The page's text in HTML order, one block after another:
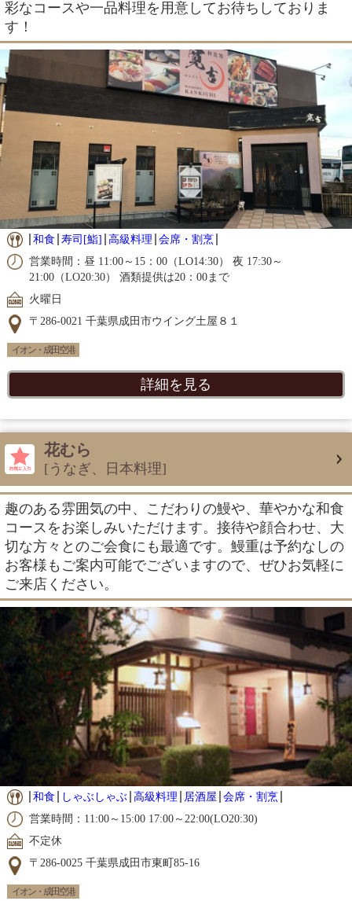
彩なコースや一品料理を用意してお待ちしておりま
す！
和食 寿司[鮨] 高級料理 会席・割烹
営業時間：昼 11:00～15：00（LO14:30） 夜 17:30～
21:00（LO20:30） 酒類提供は20：00まで
火曜日
〒286-0021 千葉県成田市ウイング土屋８１
イオン・成田空港
詳細を見る
花むら
[うなぎ、日本料理]
趣のある雰囲気の中、こだわりの鰻や、華やかな和食
コースをお楽しみいただけます。接待や顔合わせ、大
切な方々とのご会食にも最適です。鰻重は予約なしの
お客様もご案内可能でございますので、ぜひお気軽に
ご来店ください。
和食 しゃぶしゃぶ 高級料理 居酒屋 会席・割烹
営業時間：11:00～15:00 17:00～22:00(LO20:30)
不定休
〒286-0025 千葉県成田市東町85-16
イオン・成田空港